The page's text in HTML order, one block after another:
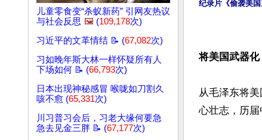
儿童零食变“杀蚁新药” 引网友热议
与社会反思 🖼️ (109,178次)
习近平的文革情结 📝 (67,082次)
习如晚年斯大林一样怀疑所有人
下场如何 📝 (66,793次)
日本出现神秘感冒 喉咙如刀割久
咳不愈 (65,331次)
川习普习会后，习老大缘何要急
急去见金三胖 📝 (67,177次)
纪录片《偷袭美
将美国武器化
从毛泽东将
心壮志，历届